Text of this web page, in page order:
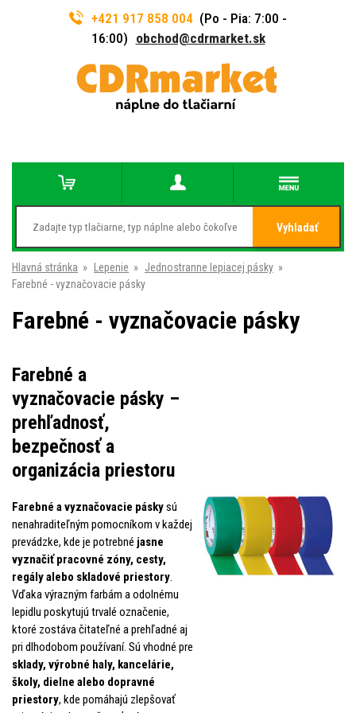
+421 917 858 004 (Po - Pia: 7:00 -
16:00) obchod@cdrmarket.sk
Vyhladať
Hlavná stránka » Lepenie » Jednostranne lepiacej pásky »
Farebné - vyznačovacie pásky
Farebné - vyznačovacie pásky
Farebné a
vyznačovacie pásky –
prehľadnosť,
bezpečnosť a
organizácia priestoru
Farebné a vyznačovacie páskysú
nenahraditeľným pomocníkom v každej
prevádzke, kde je potrebné jasne
vyznačiť pracovné zóny, cesty,
regály alebo skladové priestory.
Vďaka výrazným farbám a odolnému
lepidlu poskytujú trvalé označenie,
ktoré zostáva čitateľné a prehľadné aj
pri dlhodobom používaní. Sú vhodné pre
sklady, výrobné haly, kancelárie,
školy, dielne alebo dopravné
priestory, kde pomáhajú zlepšovať